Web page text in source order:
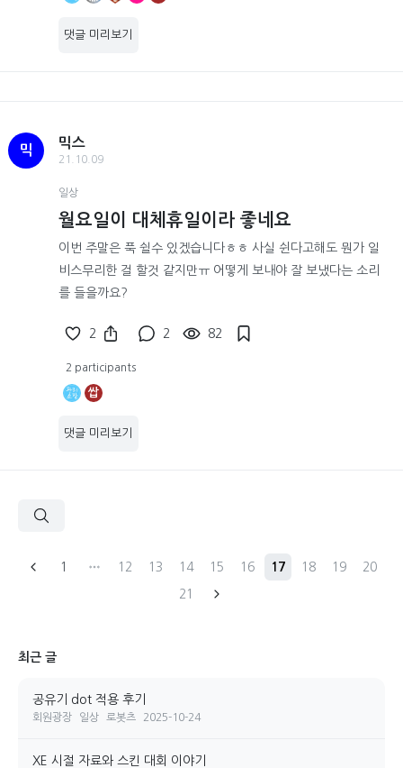
댓글 미리보기
믹
믹스
21.10.09
일상
월요일이 대체휴일이라 좋네요
이번 주말은 푹 쉴수 있겠습니다ㅎㅎ 사실 쉰다고해도 뭔가 일
비스무리한 걸 할것 같지만ㅠ 어떻게 보내야 잘 보냈다는 소리
를 들을까요?
2 2 82
2 participants
쌉
댓글 미리보기
1 12 13 14 15 16 17 18 19 20
21
최근 글
공유기 dot 적용 후기
회원광장 일상 로봇츠 2025-10-24
XE 시절 자료와 스킨 대회 이야기